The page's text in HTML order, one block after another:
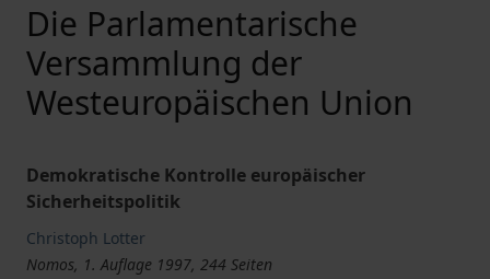
Die Parlamentarische
Versammlung der
Westeuropäischen Union
Demokratische Kontrolle europäischer
Sicherheitspolitik
Christoph Lotter
Nomos, 1. Auflage 1997, 244 Seiten